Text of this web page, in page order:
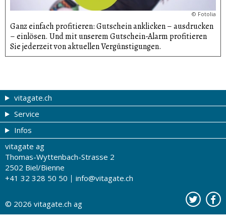
© Fotolia
Ganz einfach profitieren: Gutschein anklicken – ausdrucken
– einlösen. Und mit unserem Gutschein-Alarm profitieren
Sie jederzeit von aktuellen Vergünsti­gungen.
vitagate.ch
Gesund & schön
Themen von A-Z
Therapien von A-Z
Gesundheit zum Hören
Gesundheitstests
Service
Gutscheine
Drogistenstern
Drogeriesuche
Partner-Drogerien
Kontakt
Infos
Impressum
Über uns
Nutzungsbestimmungen
Werbung auf vitagate.ch
vitagate ag
Thomas-Wyttenbach-Strasse 2
2502 Biel/Bienne
+41 32 328 50 50
info@vitagate.ch
© 2026 vitagate.ch ag